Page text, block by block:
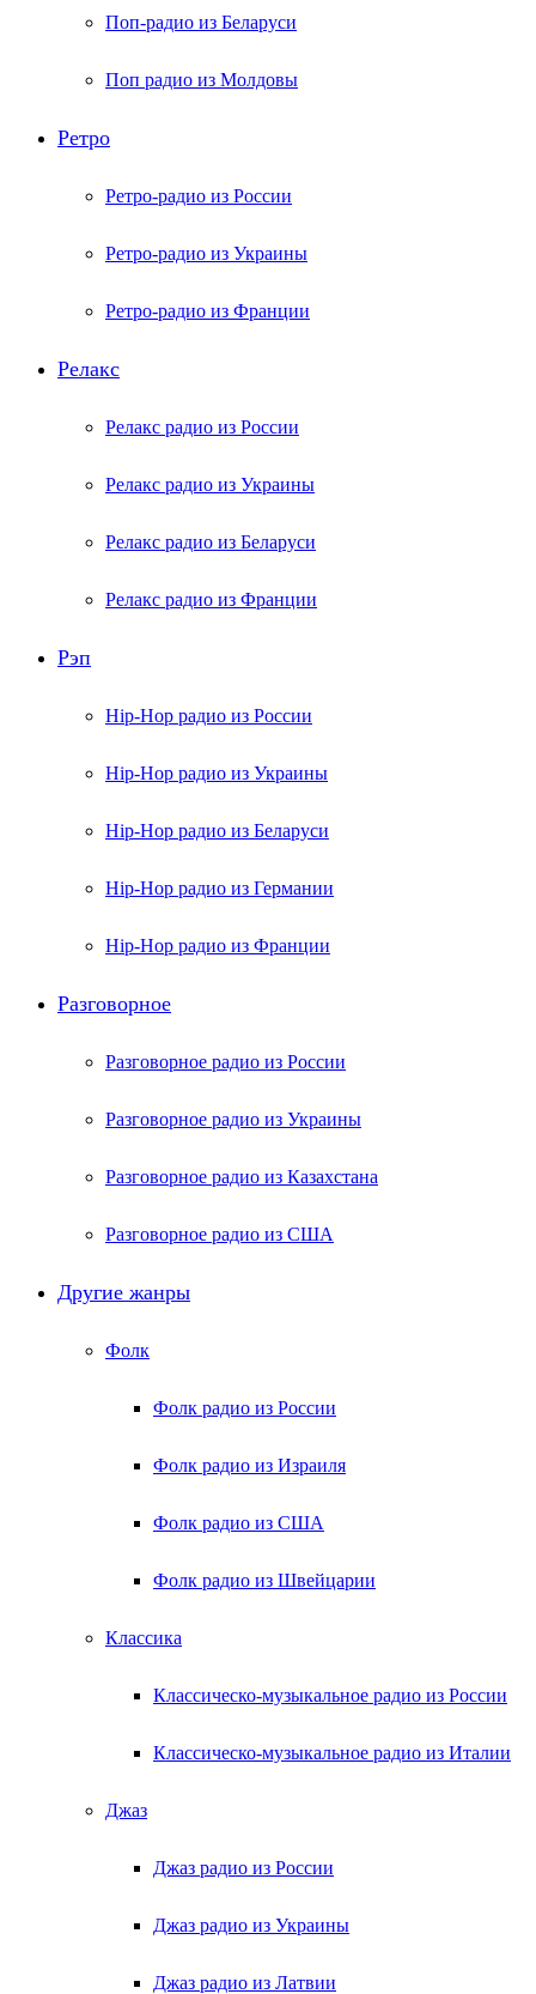
Поп-радио из Беларуси
Поп радио из Молдовы
Ретро
Ретро-радио из России
Ретро-радио из Украины
Ретро-радио из Франции
Релакс
Релакс радио из России
Релакс радио из Украины
Релакс радио из Беларуси
Релакс радио из Франции
Рэп
Hip-Hop радио из России
Hip-Hop радио из Украины
Hip-Hop радио из Беларуси
Hip-Hop радио из Германии
Hip-Hop радио из Франции
Разговорное
Разговорное радио из России
Разговорное радио из Украины
Разговорное радио из Казахстана
Разговорное радио из США
Другие жанры
Фолк
Фолк радио из России
Фолк радио из Израиля
Фолк радио из США
Фолк радио из Швейцарии
Классика
Классическо-музыкальное радио из России
Классическо-музыкальное радио из Италии
Джаз
Джаз радио из России
Джаз радио из Украины
Джаз радио из Латвии